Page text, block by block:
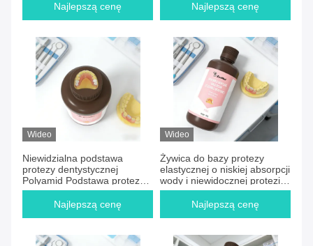
Najlepszą cenę Najlepszą cenę
Wideo
Niewidzialna podstawa
protezy dentystycznej
Polyamid Podstawa protezy
dentystycznej Przejrzysty
Czerwony Materiał o wysokiej
elastyczności nadający się do
stomatologicznych
Najlepszą cenę
Wideo
Żywica do bazy protezy
elastycznej o niskiej absorpcji
wody i niewidocznej protezie,
charakteryzująca się wysoką
elastycznością i długotrwałą
Najlepszą cenę